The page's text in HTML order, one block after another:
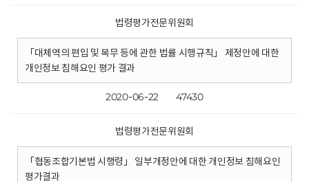
법령평가전문위원회
「대체역의 편입 및 복무 등에 관한 법률 시행규칙」 제정안에 대한
개인정보 침해요인 평가 결과
2020-06-22 47430
법령평가전문위원회
「협동조합기본법 시행령」 일부개정안에 대한 개인정보 침해요인
평가결과